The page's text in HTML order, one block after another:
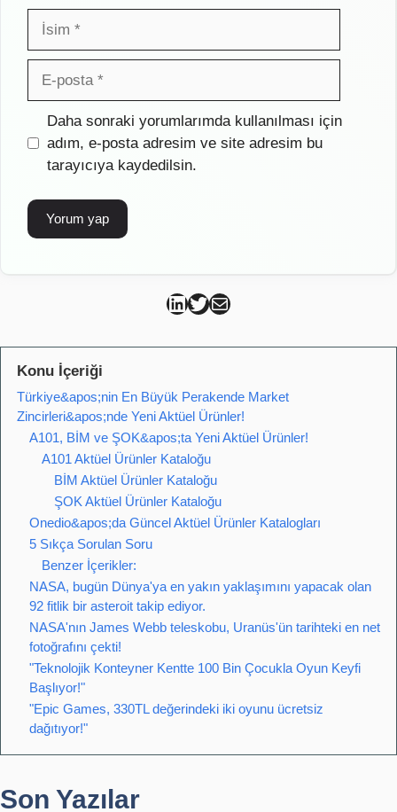
İsim
posta
İnternet
sitesi
Daha sonraki yorumlarımda kullanılması için
adım, e-posta adresim ve site adresim bu
tarayıcıya kaydedilsin.
Can Kütahya Linkedin
Can Kütahya Twitter
Can Kütahya Mail
Konu İçeriği
Türkiye&apos;nin En Büyük Perakende Market
Zincirleri&apos;nde Yeni Aktüel Ürünler!
A101, BİM ve ŞOK&apos;ta Yeni Aktüel Ürünler!
A101 Aktüel Ürünler Kataloğu
BİM Aktüel Ürünler Kataloğu
ŞOK Aktüel Ürünler Kataloğu
Onedio&apos;da Güncel Aktüel Ürünler Katalogları
5 Sıkça Sorulan Soru
Benzer İçerikler:
NASA, bugün Dünya'ya en yakın yaklaşımını yapacak olan
92 fitlik bir asteroit takip ediyor.
NASA'nın James Webb teleskobu, Uranüs'ün tarihteki en net
fotoğrafını çekti!
"Teknolojik Konteyner Kentte 100 Bin Çocukla Oyun Keyfi
Başlıyor!"
"Epic Games, 330TL değerindeki iki oyunu ücretsiz
dağıtıyor!"
Son Yazılar